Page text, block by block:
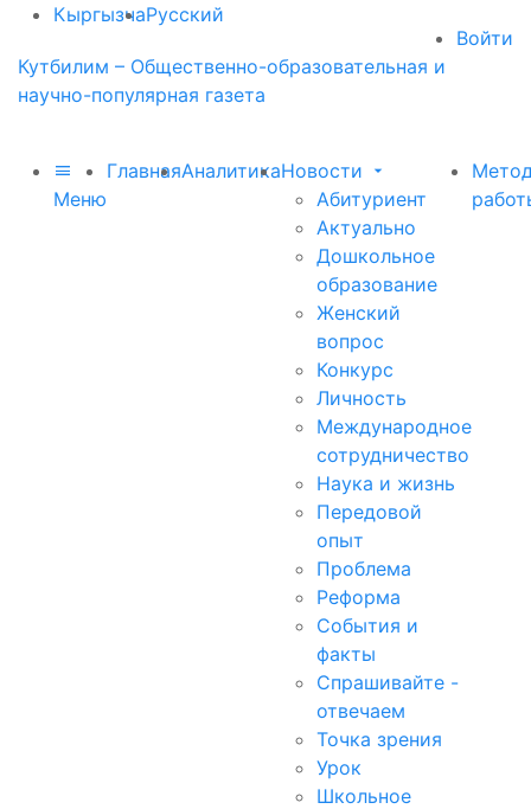
КыргызчаРусский
Войти
Кутбилим – Общественно-образовательная и
научно-популярная газета
Меню
ГлавнаяАналитикаНовости
Абитуриент
Актуально
Дошкольное
образование
Женский
вопрос
Конкурс
Личность
Международное
сотрудничество
Наука и жизнь
Передовой
опыт
Проблема
Реформа
События и
факты
Спрашивайте -
отвечаем
Точка зрения
Урок
Школьное